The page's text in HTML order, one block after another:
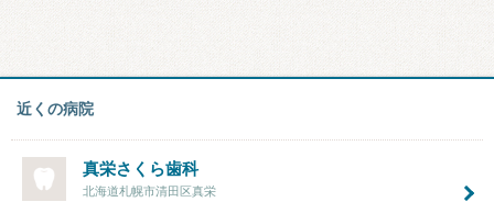
近くの病院
真栄さくら歯科
北海道札幌市清田区真栄